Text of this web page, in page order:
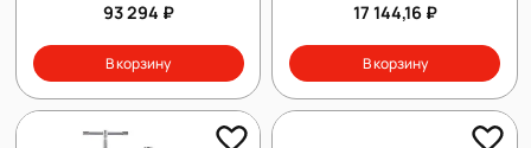
автомобилей Torin TRAD006
93 294 ₽
В корзину
17 144,16 ₽
В корзину